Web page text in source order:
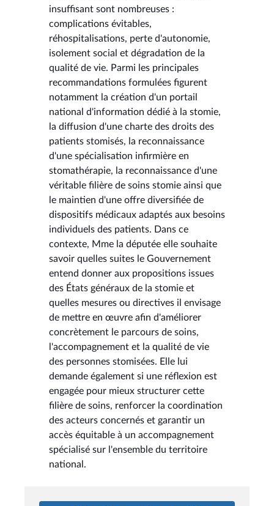
insuffisant sont nombreuses :
complications évitables,
réhospitalisations, perte d'autonomie,
isolement social et dégradation de la
qualité de vie. Parmi les principales
recommandations formulées figurent
notamment la création d'un portail
national d'information dédié à la stomie,
la diffusion d'une charte des droits des
patients stomisés, la reconnaissance
d'une spécialisation infirmière en
stomathérapie, la reconnaissance d'une
véritable filière de soins stomie ainsi que
le maintien d'une offre diversifiée de
dispositifs médicaux adaptés aux besoins
individuels des patients. Dans ce
contexte, Mme la députée elle souhaite
savoir quelles suites le Gouvernement
entend donner aux propositions issues
des États généraux de la stomie et
quelles mesures ou directives il envisage
de mettre en œuvre afin d'améliorer
concrètement le parcours de soins,
l'accompagnement et la qualité de vie
des personnes stomisées. Elle lui
demande également si une réflexion est
engagée pour mieux structurer cette
filière de soins, renforcer la coordination
des acteurs concernés et garantir un
accès équitable à un accompagnement
spécialisé sur l'ensemble du territoire
national.